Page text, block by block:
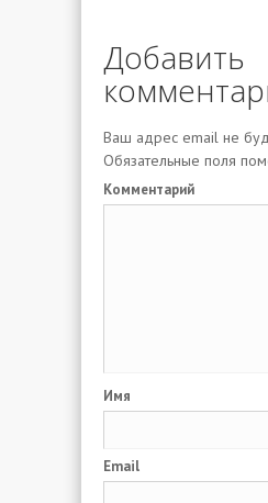
Добавить
Ваш адрес email не
Обязательные поля
Комментарий
Имя
Email